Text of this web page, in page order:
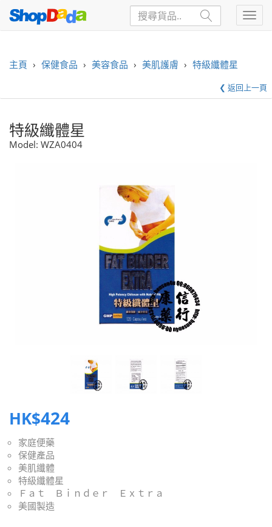
主頁 › 保健食品 › 美容食品 › 美肌護膚 › 特級纖體星
❮ 返回上一頁
特級纖體星
Model: WZA0404
HK$424
家庭便藥
保健產品
美肌纖體
特級纖體星
Ｆａｔ Ｂｉｎｄｅｒ Ｅｘｔｒａ
美國製造